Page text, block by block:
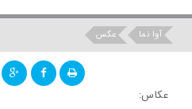
آوا نما عکس
عکاس: